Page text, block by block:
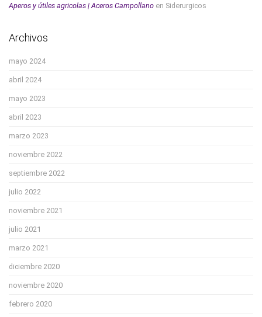
Aperos y útiles agricolas | Aceros Campollano en Siderurgicos
Archivos
mayo 2024
abril 2024
mayo 2023
abril 2023
marzo 2023
noviembre 2022
septiembre 2022
julio 2022
noviembre 2021
julio 2021
marzo 2021
diciembre 2020
noviembre 2020
febrero 2020